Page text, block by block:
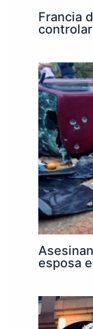
Francia
esposa